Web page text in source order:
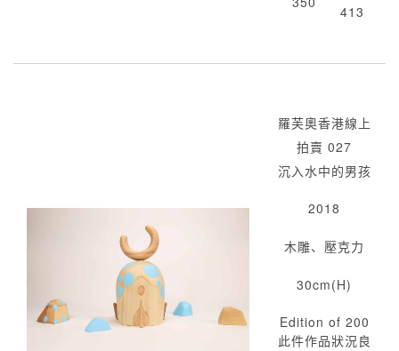
413
羅芙奧香港線上
拍賣 027
沉入水中的男孩
2018
木雕、壓克力
30cm(H)
Edition of 200
此件作品狀況良